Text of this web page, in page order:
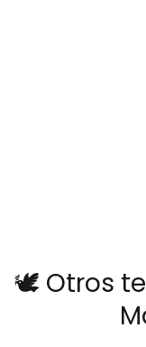
🕊️ Otros